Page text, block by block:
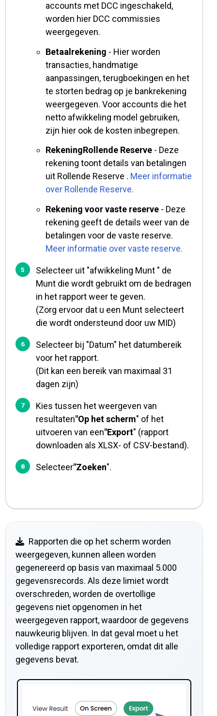
accounts met DCC ingeschakeld,
worden hier DCC commissies
weergegeven.
Betaalrekening - Hier worden
transacties, handmatige
aanpassingen, terugboekingen en het
te storten bedrag op je bankrekening
weergegeven. Voor accounts die het
netto afwikkeling model gebruiken,
zijn hier ook de kosten inbegrepen.
RekeningRollende Reserve - Deze
rekening toont details van betalingen
uit Rollende Reserve . Meer informatie
over Rollende Reserve.
Rekening voor vaste reserve - Deze
rekening geeft de details weer van de
betalingen voor de vaste reserve.
Meer informatie over vaste reserve.
Selecteer uit "afwikkeling Munt " de
Munt die wordt gebruikt om de bedragen
in het rapport weer te geven.
(Zorg ervoor dat u een Munt selecteert
die wordt ondersteund door uw MID)
Selecteer bij "Datum" het datumbereik
voor het rapport.
(Dit kan een bereik van maximaal 31
dagen zijn)
Kies tussen het weergeven van
resultaten"Op het scherm" of het
uitvoeren van een"Export" (rapport
downloaden als XLSX- of CSV-bestand).
Selecteer"Zoeken".
Rapporten die op het scherm worden
weergegeven, kunnen alleen worden
gegenereerd op basis van maximaal 5.000
gegevensrecords. Als deze limiet wordt
overschreden, worden de overtollige
gegevens niet opgenomen in het
weergegeven rapport, waardoor de gegevens
nauwkeurig blijven. In dat geval moet u het
volledige rapport exporteren, omdat dit alle
gegevens bevat.